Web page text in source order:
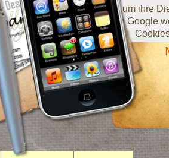
Cookies von Google, um ihre
verwenden, werden an Google